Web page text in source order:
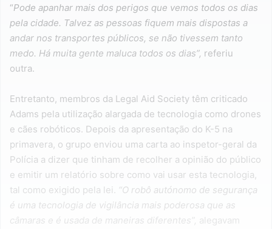
“Pode apanhar mais dos perigos que vemos todos os dias
pela cidade. Talvez as pessoas fiquem mais dispostas a
andar nos transportes públicos, se não tivessem tanto
medo. Há muita gente maluca todos os dias”, referiu
outra.
Entretanto, membros da Legal Aid Society têm criticado
Adams pela utilização alargada de tecnologia como drones
e cães robóticos. Depois da apresentação do K-5 na
primavera, o grupo enviou uma carta ao inspetor-geral da
Polícia a dizer que tinham de recolher a opinião do público
e emitir um relatório sobre como vai usar esta tecnologia,
tal como exigido pela lei.
“O robô autónomo de segurança
é uma tecnologia de vigilância mais poderosa que as
câmaras e é usada de maneiras diferentes”, alegavam